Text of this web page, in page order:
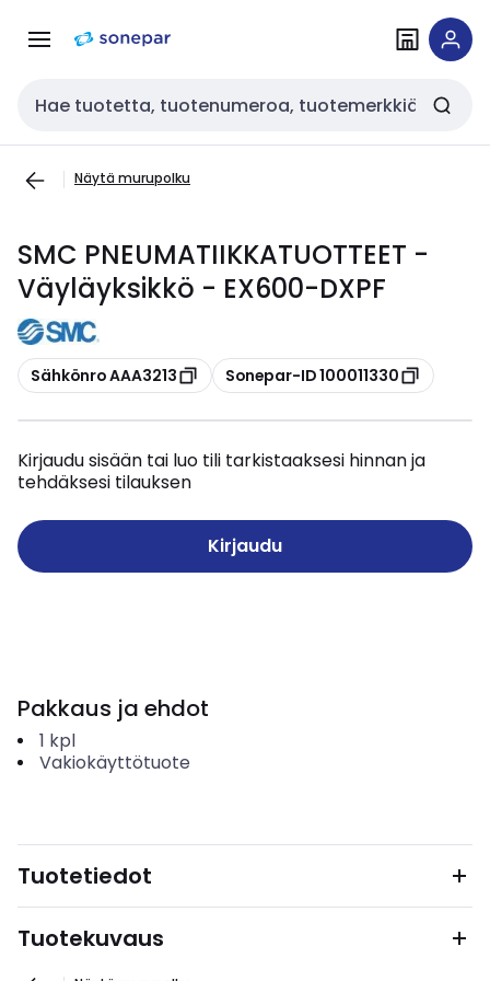
navigointiinsisältöön
Haku
Näytä murupolku
SMC PNEUMATIIKKATUOTTEET -
Väyläyksikkö - EX600-DXPF
Kopioi
Sähkönro AAA3213 Kopioi
Sonepar-ID 100011330
Kirjaudu sisään tai luo tili tarkistaaksesi hinnan ja
tehdäksesi tilauksen
Kirjaudu
Pakkaus ja ehdot
1 kpl
Vakiokäyttötuote
Tuotetiedot
Tuotekuvaus